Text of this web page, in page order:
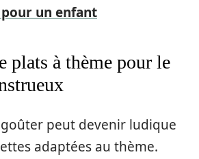
un enfant
plats à thème pour le
peut devenir ludique
adaptées au thème.